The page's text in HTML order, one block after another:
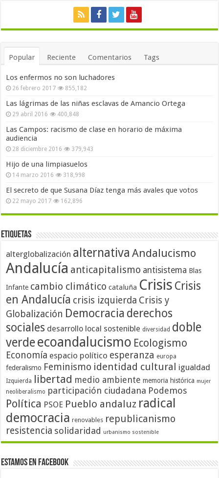
Popular Reciente Comentarios Tags
Los enfermos no son luchadores
26 febrero 2017 855,182
Las lágrimas de las niñas esclavas de Amancio Ortega
29 abril 2016 400,848
Las Campos: racismo de clase en horario de máxima
audiencia
28 diciembre 2016 379,943
Hijo de una limpiasuelos
14 marzo 2016 318,998
El secreto de que Susana Díaz tenga más avales que votos
22 mayo 2017 162,896
Etiquetas
alterglobalización alternativa Andalucismo
Andalucía anticapitalismo antisistema Blas
Infante cambio climático cataluña Crisis Crisis
en Andalucía crisis izquierda Crisis y
Globalización Democracia derechos
sociales desarrollo local sostenible diversidad doble
verdeecoandalucismo Ecologismo
Economía espacio político esperanza europa
federalismo Feminismo identidad cultural igualdad
Izquierda libertad medio ambiente memoria histórica mujer
neoliberalismo participación ciudadana Podemos
Política PSOE Pueblo andaluz radical
democracia renovables republicanismo
resistencia solidaridad urbanismo sostenible
Estamos en Facebook